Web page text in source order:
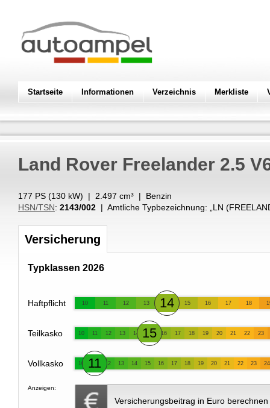
Startseite Informationen Verzeichnis Merkliste
Land Rover Freelander 2.5
177 PS (130 kW) | 2.497 cm³ | Benzin
HSN/TSN: 2143/002 | Amtliche Typbezeichnung: „ LN
Versicherung
Typklassen 2026
Haftpflicht 10 11 12 13 14 15 16 17 18
Teilkasko 10 11 12 13 14 15 16 17 18 19 20 21 22 23
Vollkasko 10 11 12 13 14 15 16 17 18 19 20 21 22 23 24
Anzeigen:
Versicherungsbeitrag in Euro berechnen